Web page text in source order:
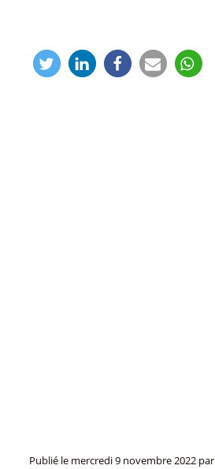
Publié le mercredi 9 novembre 2022par